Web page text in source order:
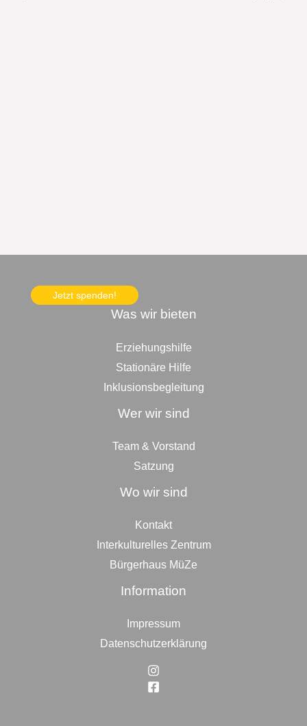
Jetzt spenden!
Was wir bieten
Erziehungshilfe
Stationäre Hilfe
Inklusionsbegleitung
Wer wir sind
Team & Vorstand
Satzung
Wo wir sind
Kontakt
Interkulturelles Zentrum
Bürgerhaus MüZe
Information
Impressum
Datenschutzerklärung